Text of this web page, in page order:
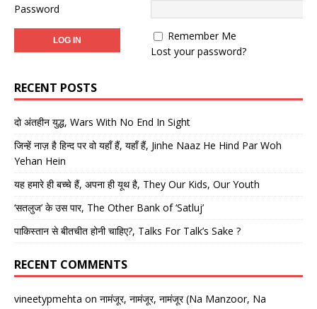
Password
Remember Me
Lost your password?
RECENT POSTS
दो अंतहीन युद्ध, Wars With No End In Sight
जिन्हें नाज़ है हिन्द पर वो यहाँ हैं, यहाँ हैं, Jinhe Naaz He Hind Par Woh
Yehan Hein
यह हमारे ही बच्चे हैं, अपना ही यूथ है, They Our Kids, Our Youth
‘सतलुज’ के उस पार, The Other Bank of ‘Satluj’
पाकिस्तान से बीतचीत होनी चाहिए?, Talks For Talk’s Sake ?
RECENT COMMENTS
vineetypmehta on नामंजूर, नामंजूर, नामंजूर (Na Manzoor, Na